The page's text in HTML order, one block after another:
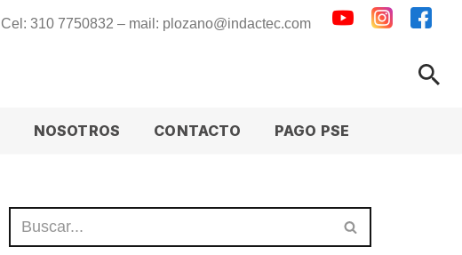
Cel: 310 7750832 – mail: plozano@indactec.com
NOSOTROS CONTACTO PAGO PSE